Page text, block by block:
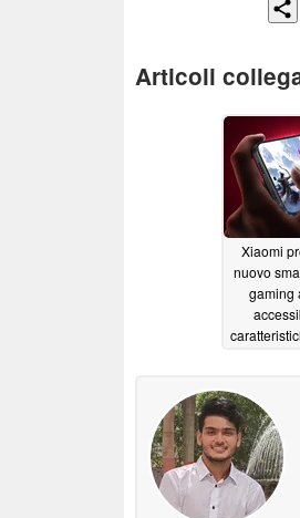
Articoli
Xiaomi
nuovo
gaming